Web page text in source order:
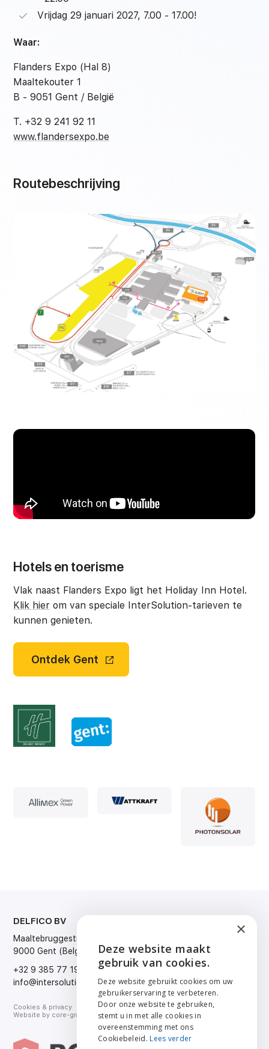
Vrijdag 29 januari 2027, 7.00 - 17.00!
Waar:
Flanders Expo (Hal 8)
Maaltekouter 1
B - 9051 Gent / België
T. +32 9 241 92 11
www.flandersexpo.be
Routebeschrijving
Hotels en toerisme
Vlak naast Flanders Expo ligt het Holiday Inn Hotel.
Klik hier om van speciale InterSolution-tarieven te
kunnen genieten.
Ontdek Gent
DELFICO BV
Maaltebruggestraat 300
9000 Gent (Belgium)
+32 9 385 77 19
info@intersolution.be
Cookies & privacy
Website by core-graphics.be
Français
English
Deutsch
ENGLISH
FRANÇAIS
×
Deze website maakt
gebruik van cookies.
Deze website gebruikt cookies om uw
gebruikerservaring te verbeteren.
Door onze website te gebruiken,
stemt u in met alle cookies in
overeenstemming met ons
Cookiebeleid. Lees verder